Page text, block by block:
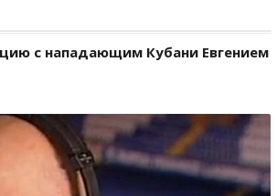
с нападающим Кубани Евгением